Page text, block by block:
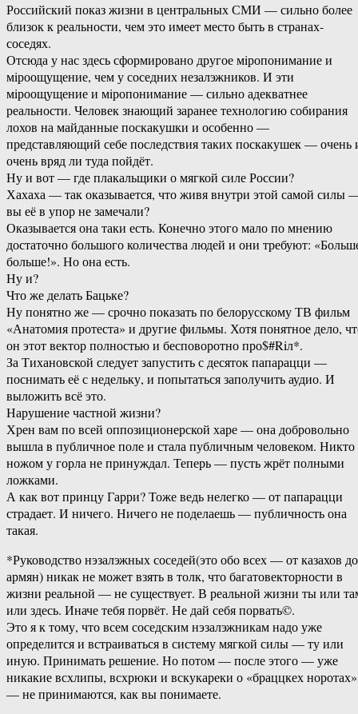
Российский показ жизни в центральных СМИ — сильно более
близок к реальности, чем это имеет место быть в странах-
соседях.
Отсюда у нас здесь сформировано другое мiропонимание и
мiроощущение, чем у соседних незалэжников. И эти
мiроощущение и мiропонимание — сильно адекватнее
реальности. Человек знающий заранее технологию собирания
лохов на майданные поскакушки и особенно —
представляющий себе последствия таких поскакушек — очень
очень вряд ли туда пойдёт.
Ну и вот — где плакальщики о мягкой силе России?
Хахаха — так оказывается, что живя внутри этой самой силы
вы её в упор не замечали?
Оказывается она таки есть. Конечно этого мало по мнению
достаточно большого количества людей и они требуют:
больше!». Но она есть.
Ну и?
Что же делать Бацьке?
Ну понятно же — срочно показать по белорусскому ТВ фильм
«Анатомия протеста» и другие фильмы. Хотя понятное дело,
он этот вектор полностью и бесповоротно про$#Riл*.
За Тихановской следует запустить с десяток папарацци —
поснимать её с недельку, и попытаться заполучить аудио. И
выложить всё это.
Нарушение частной жизни?
Хрен вам по всей оппозиционерской харе — она добровольно
вышла в публичное поле и стала публичным человеком. Никто
ножом у горла не принуждал. Теперь — пусть жрёт полными
ложками.
А как вот принцу Гарри? Тоже ведь нелегко — от папарацци
страдает. И ничего. Ничего не поделаешь — публичность она
такая.
*Руководство нэзалэжных соседей(это обо всех — от казахов до
армян) никак не может взять в толк, что багатовекторности в
жизни реальной — не существует. В реальной жизни ты или
или здесь. Иначе тебя порвёт. Не дай себя порвать©.
Это я к тому, что всем соседским нэзалэжникам надо уже
определится и встраиваться в систему мягкой силы — ту или
иную. Принимать решение. Но потом — после этого — уже
никакие всхлипы, всхрюки и вскукареки о «браццкех норотах»
— не принимаются, как вы понимаете.